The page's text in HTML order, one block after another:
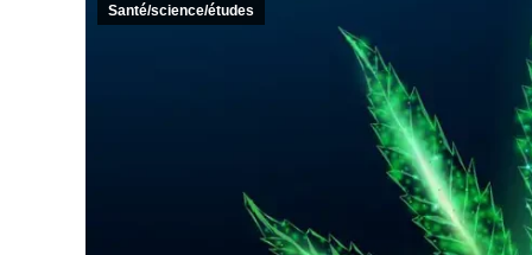
Santé/science/études